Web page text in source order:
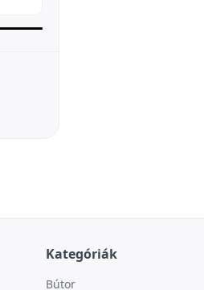
Kategóriák
Bútor